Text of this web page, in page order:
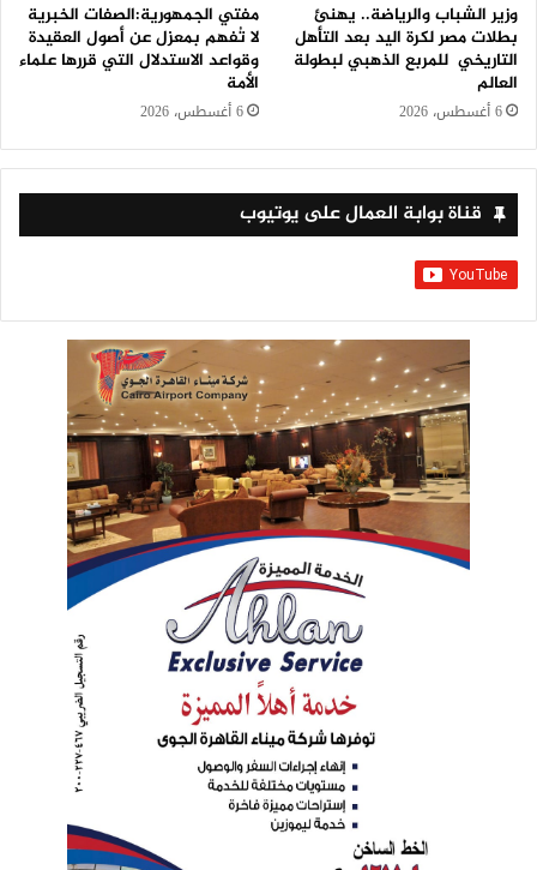
وزير الشباب والرياضة.. يهنئ
بطلات مصر لكرة اليد بعد التأهل
التاريخي للمربع الذهبي لبطولة
العالم
6 أغسطس، 2026
مفتي الجمهورية:الصفات الخبرية
لا تُفهم بمعزل عن أصول العقيدة
وقواعد الاستدلال التي قررها علماء
الأمة
6 أغسطس، 2026
قناة بوابة العمال على يوتيوب